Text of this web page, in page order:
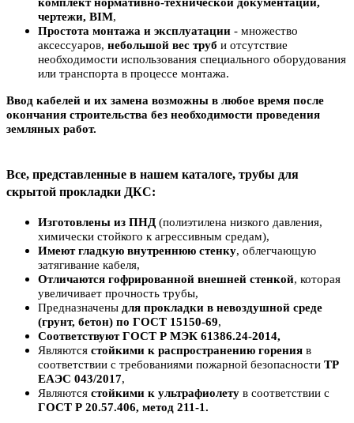
комплект нормативно-технической документации,
чертежи, BIM,
Простота монтажа и эксплуатации - множество
аксессуаров, небольшой вес труб и отсутствие
необходимости использования специального оборудования
или транспорта в процессе монтажа.
Ввод кабелей и их замена возможны в любое время после
окончания строительства без необходимости проведения
земляных работ.
Все, представленные в нашем каталоге, трубы для
скрытой прокладки ДКС:
Изготовлены из ПНД (полиэтилена низкого давления,
химически стойкого к агрессивным средам),
Имеют гладкую внутреннюю стенку, облегчающую
затягивание кабеля,
Отличаются гофрированной внешней стенкой, которая
увеличивает прочность трубы,
Предназначены для прокладки в невоздушной среде
(грунт, бетон) по ГОСТ 15150-69,
Cоответствуют ГОСТ Р МЭК 61386.24-2014,
Являются стойкими к распространению горения в
соответствии с требованиями пожарной безопасности ТР
ЕАЭС 043/2017,
Являются стойкими к ультрафиолету в соответствии с
ГОСТ Р 20.57.406, метод 211-1.